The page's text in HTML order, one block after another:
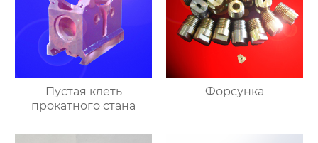
Пустая клеть
прокатного стана
Форсунка